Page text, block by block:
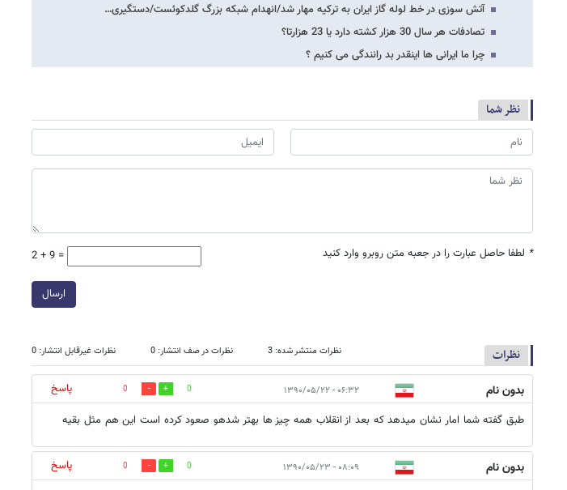
آتش سوزی در خط لوله گاز ایران به ترکیه مهار شد/انهدام شبکه بزرگ گلدکوئست/دستگیری…
تصادفات هر سال 30 هزار کشته دارد یا 23 هزارتا؟
چرا ما ایرانی ها اینقدر بد رانندگی می کنیم ؟
نظر شما
* لطفا حاصل عبارت را در جعبه متن روبرو وارد کنید 2 + 9 =
ارسال
نظرات نظرات منتشر شده: 3 نظرات در صف انتشار: 0 نظرات غیرقابل انتشار: 0
بدون نام ۰۶:۳۲ - ۱۳۹۰/۰۵/۲۲ 0
0
پاسخ
طبق گفته شما امار نشان میدهد که بعد از انقلاب همه چیز ها بهتر شدهو صعود کرده است این هم مثل بقیه
بدون نام ۰۸:۰۹ - ۱۳۹۰/۰۵/۲۳ 0
0
پاسخ